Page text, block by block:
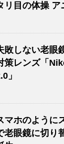
リ目の体操 ア
敗しない老眼
策レンズ「
」
マホのように
老眼鏡に切り